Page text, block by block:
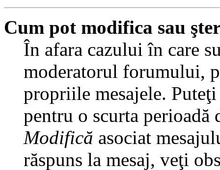
Cum pot modifica sau
În afara cazului în care
moderatorul forumului,
propriile mesajele.
pentru o scurta perioadă
Modifică asociat
răspuns la mesaj, veţi